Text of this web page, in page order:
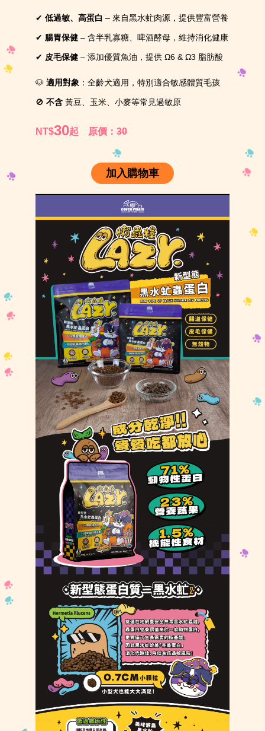
✔ 低過敏、高蛋白 – 來自黑水虻肉源，提供豐富營養
✔ 腸胃保健 – 含半乳寡糖、啤酒酵母，維持消化健康
✔ 皮毛保健 – 添加優質魚油，提供 Ω6 & Ω3 脂肪酸
🐶 適用對象 ：全齡犬適用，特別適合敏感體質毛孩
🚫 不含 黃豆、玉米、小麥等常見過敏原
NT$30起 原價： 30
加入購物車